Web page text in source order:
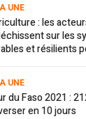
UNE
: les
sur les
et résilients
UNE
du Faso 2021 :
en 10 jours